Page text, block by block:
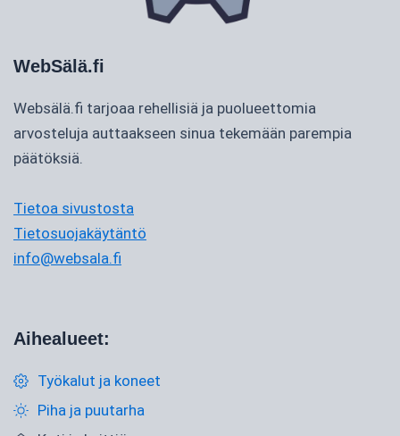
WebSälä.fi
Websälä.fi tarjoaa rehellisiä ja puolueettomia
arvosteluja auttaakseen sinua tekemään parempia
päätöksiä.
Tietoa sivustosta
Tietosuojakäytäntö
info@websala.fi
Aihealueet:
Työkalut ja koneet
Piha ja puutarha